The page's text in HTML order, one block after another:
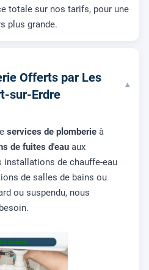
totale sur nos tarifs, pour une
plus grande.
Offerts par Les
sur-Erdre
▾
services de plomberie à
de fuites d'eau aux
installations de chauffe-eau
de salles de bains ou
ou suspendu, nous